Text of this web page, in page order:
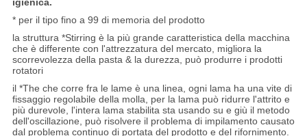
igienica.
* per il tipo fino a 99 di memoria del prodotto
la struttura *Stirring è la più grande caratteristica della macchina
che è differente con l'attrezzatura del mercato, migliora la
scorrevolezza della pasta & la durezza, può produrre i prodotti
rotatori
il *The che corre fra le lame è una linea, ogni lama ha una vite di
fissaggio regolabile della molla, per la lama può ridurre l'attrito e
più durevole, l'intera lama stabilita sta usando su e giù il metodo
dell'oscillazione, può risolvere il problema di impilamento causato
dal problema continuo di portata del prodotto e del rifornimento.